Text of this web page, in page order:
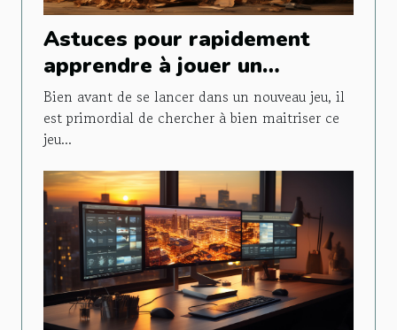
Astuces pour rapidement
apprendre à jouer un
nouveau jeu
Bien avant de se lancer dans un nouveau jeu, il
est primordial de chercher à bien maitriser ce
jeu...